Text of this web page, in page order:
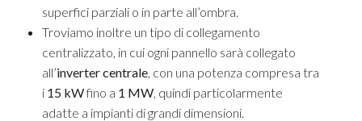
superfici parziali o in parte all’ombra.
Troviamo inoltre un tipo di collegamento
centralizzato, in cui ogni pannello sarà collegato
all’inverter centrale , con una potenza compresa tra
i 15 kWfino a 1 MW , quindi particolarmente
adatte a impianti di grandi dimensioni.